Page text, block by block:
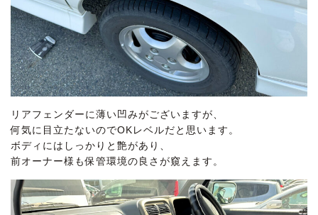
リアフェンダーに薄い凹みがございますが、
何気に目立たないのでOKレベルだと思います。
ボディにはしっかりと艶があり、
前オーナー様も保管環境の良さが窺えます。